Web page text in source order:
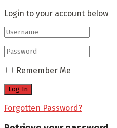
Login to your account below
Remember Me
Forgotten Password?